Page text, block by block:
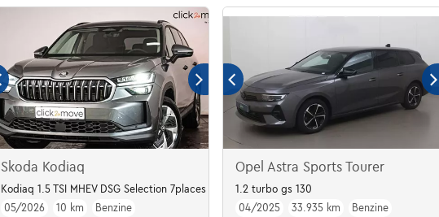
| Attelage |
Skoda Kodiaq
Kodiaq 1.5 TSI MHEV DSG Selection 7places Incl. Matrix LED - JA 18" Mazano - Winter Pack
05/2026
10 km
Benzine
Opel Astra Sports Tourer
1.2 turbo gs 130
04/2025
33.935 km
Benzine